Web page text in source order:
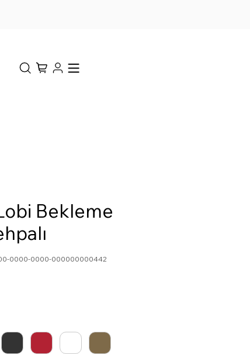
Bekleme
0000-0000-000000000442